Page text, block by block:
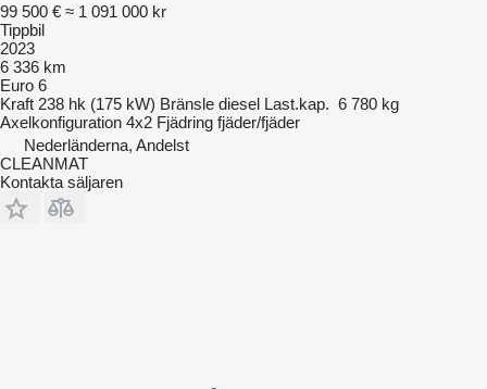
99 500 € ≈ 1 091 000 kr
Tippbil
2023
6 336 km
Euro 6
Kraft 238 hk (175 kW) Bränsle diesel Last.kap. 6 780 kg
Axelkonfiguration 4x2 Fjädring fjäder/fjäder
Nederländerna, Andelst
CLEANMAT
Kontakta säljaren